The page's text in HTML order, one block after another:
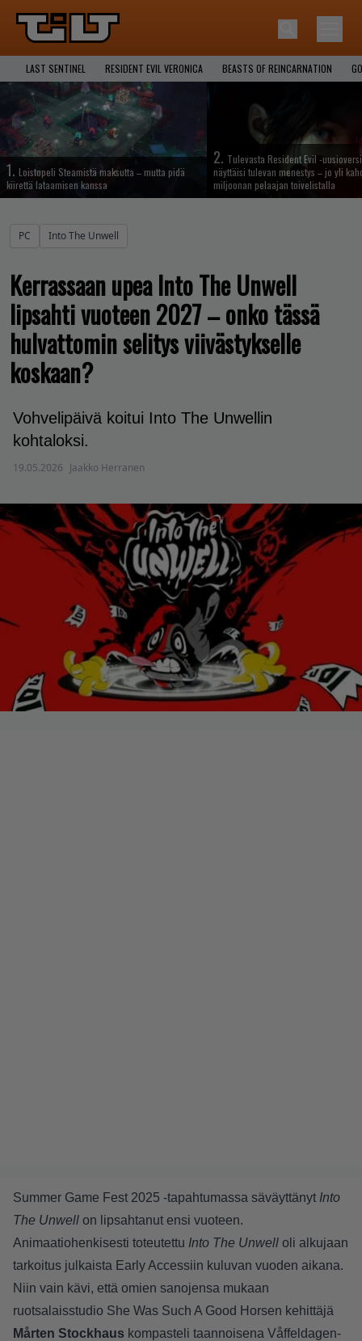
LAST SENTINEL RESIDENT EVIL VERONICA BEASTS OF REINCARNATION
1. Loistopeli Steamistä maksutta – mutta pidä
kiirettä lataamisen kanssa
2. Tulevasta Resident Evil -
näyttäisi tulevan menestys – jo yli
miljoonan pelaajan toivelistalla
PC Into The Unwell
Kerrassaan upea Into The Unwell
lipsahti vuoteen 2027 – onko tässä
hulvattomin selitys viivästykselle
koskaan?
Vohvelipäivä koitui Into The Unwellin
kohtaloksi.
19.05.2026 Jaakko Herranen
Summer Game Fest 2025 -tapahtumassa säväyttänyt Into
The Unwell on lipsahtanut ensi vuoteen.
Animaatiohenkisesti toteutettu Into The Unwell oli alkujaan
tarkoitus julkaista Early Accessiin kuluvan vuoden aikana.
Niin vain kävi, että omien sanojensa mukaan
ruotsalaisstudio She Was Such A Good Horsen kehittäjä
Mårten Stockhaus kompasteli taannoisena Våffeldagen-